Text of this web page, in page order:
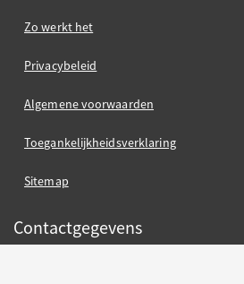
Zo werkt het
Privacybeleid
Algemene voorwaarden
Toegankelijkheidsverklaring
Sitemap
Contactgegevens